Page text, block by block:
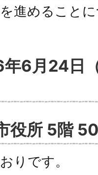
進めること
年6月24日
役所 5階
りです。